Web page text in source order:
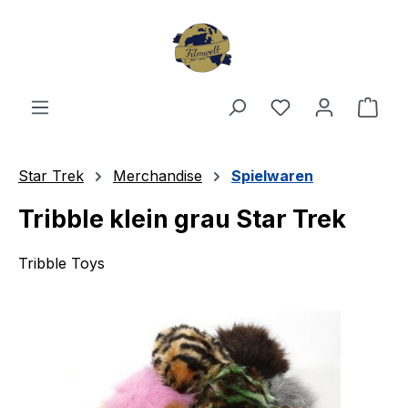
Du hast 0
Star Trek Merchandise Spielwaren
Tribble klein grau Star Trek
Tribble Toys